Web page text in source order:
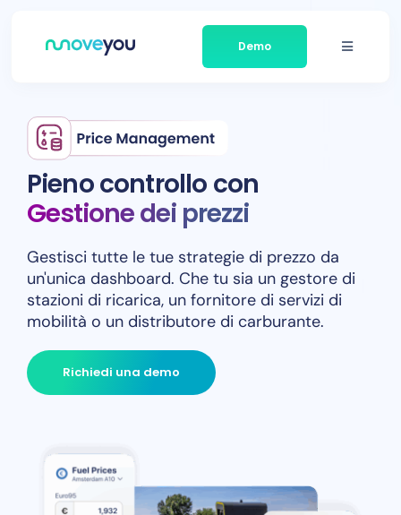
contenuto
Demo
Attiva/
Piattaforma
Informazioni su Moveyou
Notizie
Contatti
Pieno controllo con
Gestione dei prezzi
Gestisci tutte le tue strategie di prezzo da
un'unica dashboard. Che tu sia un gestore di
stazioni di ricarica, un fornitore di servizi di
mobilità o un distributore di carburante.
Richiedi una demo